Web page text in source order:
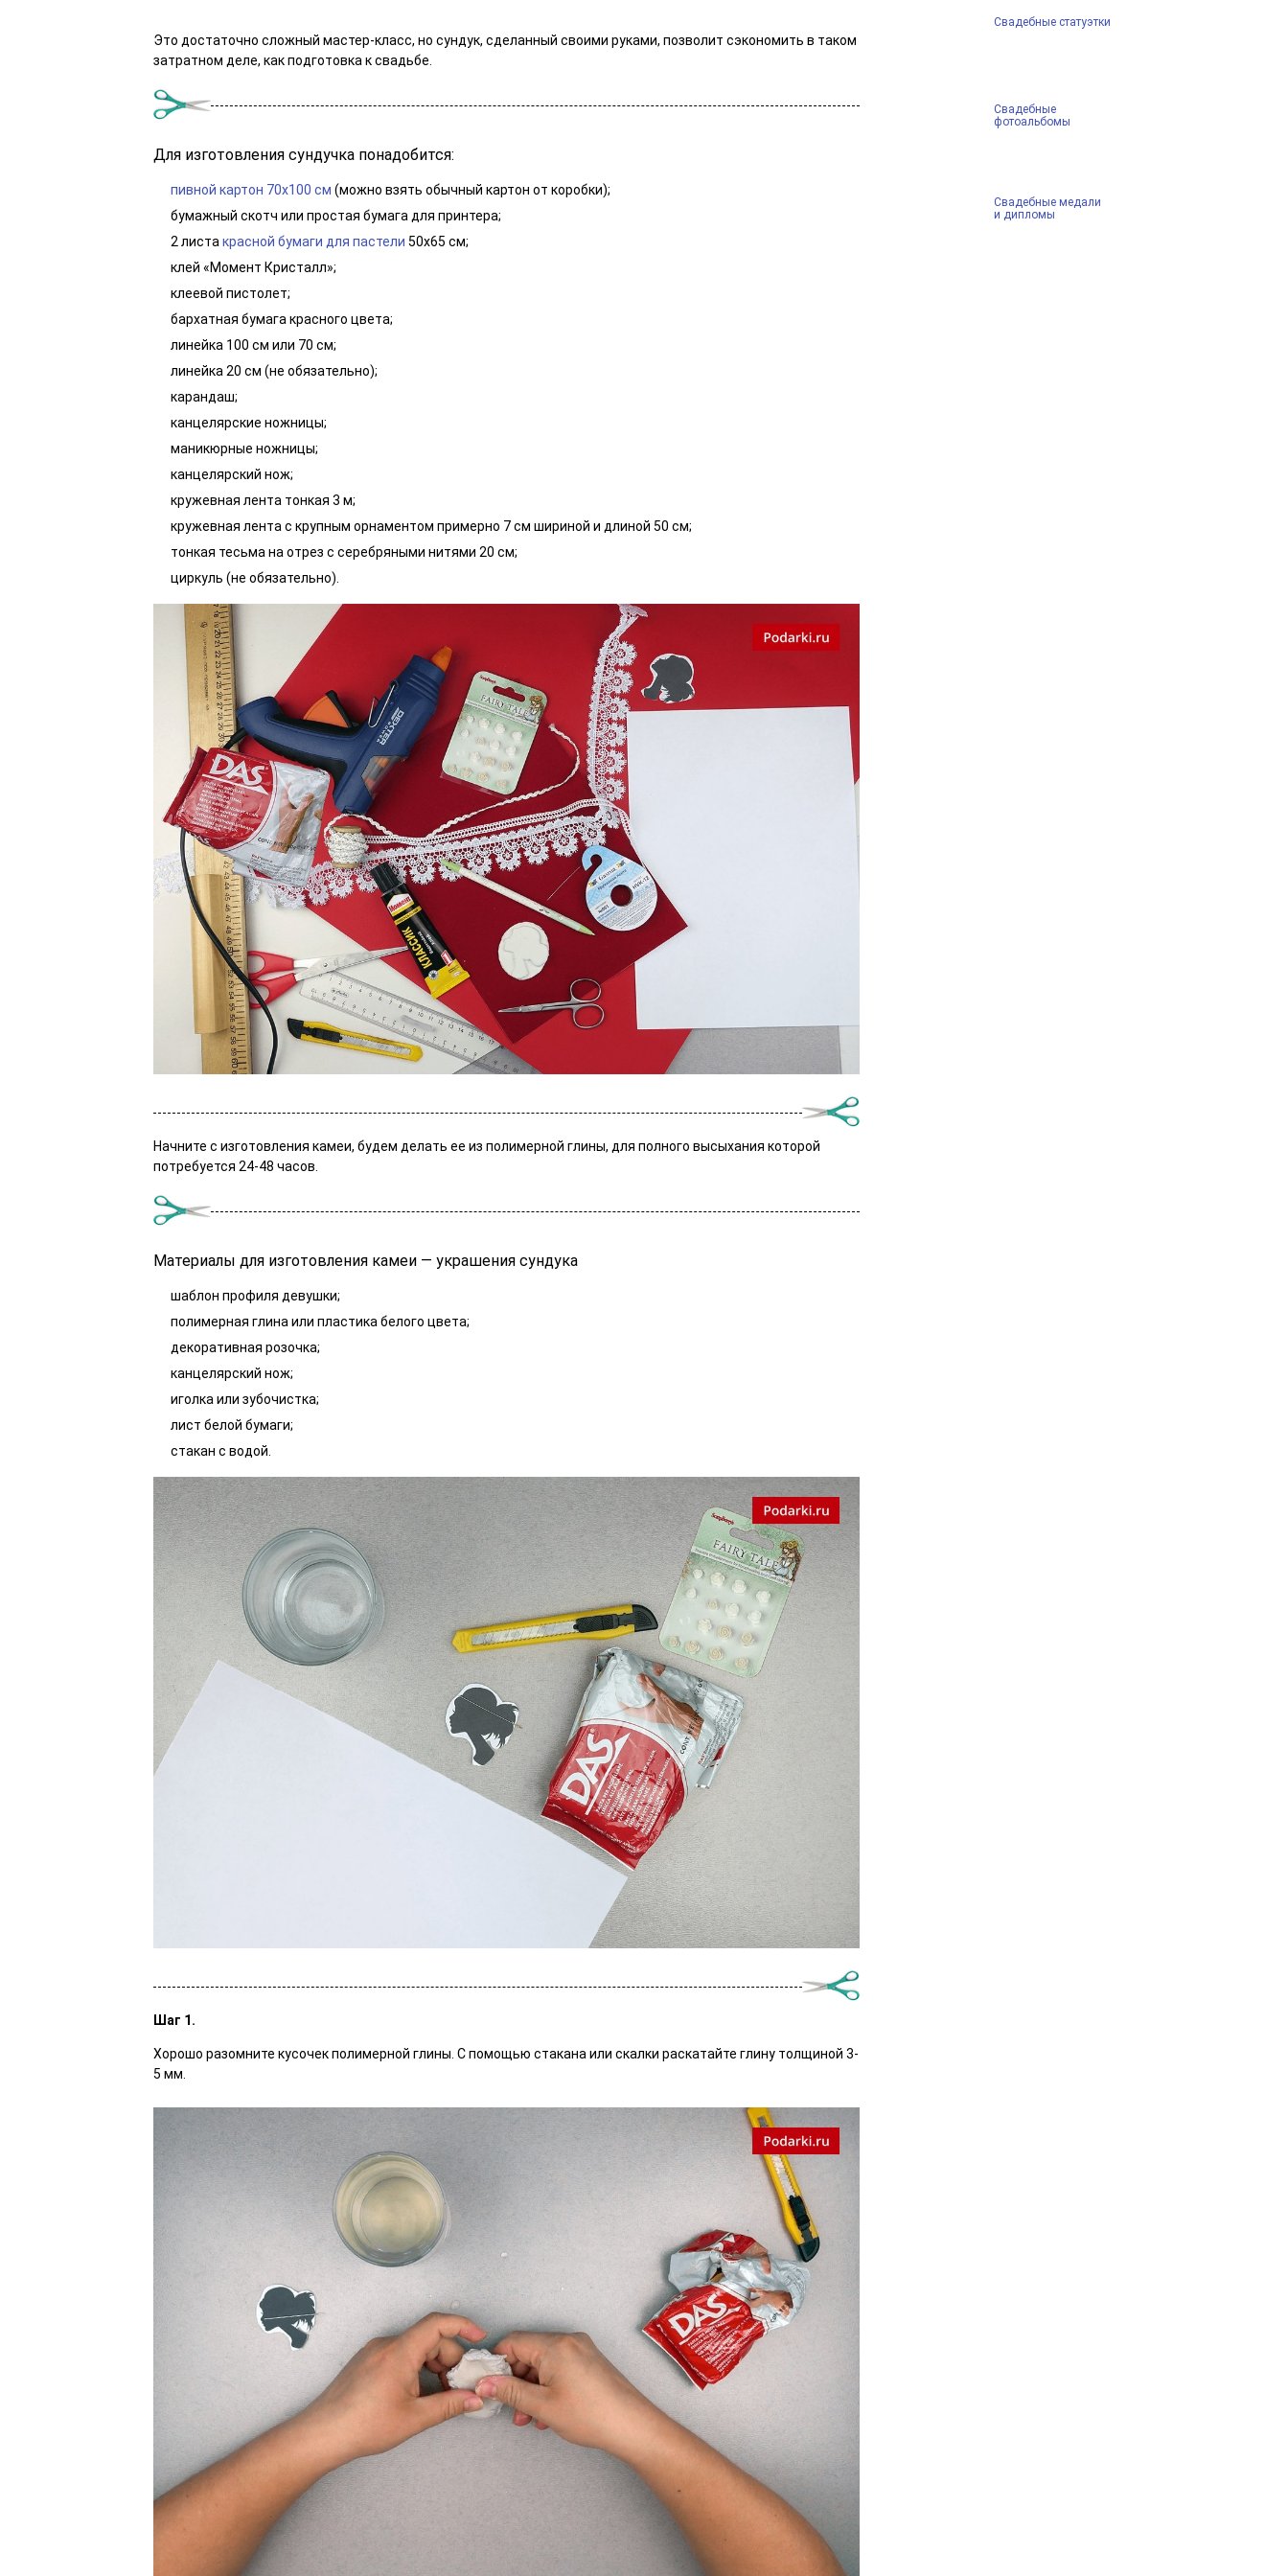
Это достаточно сложный мастер-класс, но сундук, сделанный своими руками, позволит сэкономить в таком
затратном деле, как подготовка к свадьбе.
Для изготовления сундучка понадобится:
пивной картон 70х100 см (можно взять обычный картон от коробки);
бумажный скотч или простая бумага для принтера;
2 листа красной бумаги для пастели 50х65 см;
клей «Момент Кристалл»;
клеевой пистолет;
бархатная бумага красного цвета;
линейка 100 см или 70 см;
линейка 20 см (не обязательно);
карандаш;
канцелярские ножницы;
маникюрные ножницы;
канцелярский нож;
кружевная лента тонкая 3 м;
кружевная лента с крупным орнаментом примерно 7 см шириной и длиной 50 см;
тонкая тесьма на отрез с серебряными нитями 20 см;
циркуль (не обязательно).
Начните с изготовления камеи, будем делать ее из полимерной глины, для полного высыхания которой
потребуется 24-48 часов.
Материалы для изготовления камеи — украшения сундука
шаблон профиля девушки;
полимерная глина или пластика белого цвета;
декоративная розочка;
канцелярский нож;
иголка или зубочистка;
лист белой бумаги;
стакан с водой.
Шаг 1.
Хорошо разомните кусочек полимерной глины. С помощью стакана или скалки раскатайте глину толщиной 3-
5 мм.
Свадебные статуэтки
Свадебные
фотоальбомы
Свадебные медали
и дипломы